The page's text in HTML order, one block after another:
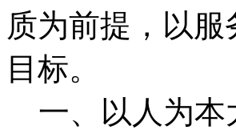
质为前提，以
目标。
一、以人为本